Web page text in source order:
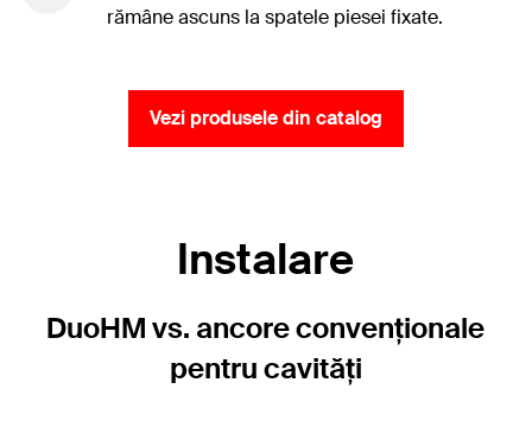
rămâne ascuns la spatele piesei fixate.
Vezi produsele din catalog
Instalare
DuoHM vs. ancore convenționale
pentru cavități